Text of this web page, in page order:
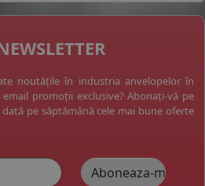
noutățile în industria anvelopelor în
promoții exclusive? Abonați-vă pe
pe săptămână cele mai bune oferte